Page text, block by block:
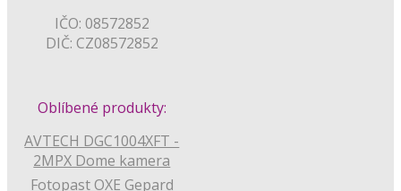
IČO: 08572852
DIČ: CZ08572852
Oblíbené produkty:
AVTECH DGC1004XFT -
2MPX Dome kamera
Fotopast OXE Gepard